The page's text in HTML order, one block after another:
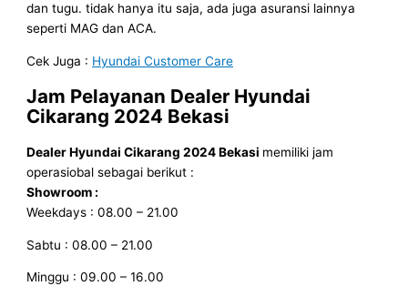
dan tugu. tidak hanya itu saja, ada juga asuransi lainnya
seperti MAG dan ACA.
Cek Juga : Hyundai Customer Care
Jam Pelayanan Dealer Hyundai
Cikarang 2024 Bekasi
Dealer Hyundai Cikarang 2024 Bekasi memiliki jam
operasiobal sebagai berikut :
Showroom :
Weekdays : 08.00 – 21.00
Sabtu : 08.00 – 21.00
Minggu : 09.00 – 16.00